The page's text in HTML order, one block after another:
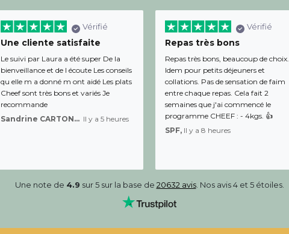
Vérifié
Une cliente satisfaite
Le suivi par Laura a été super De la
bienveillance et de l écoute Les conseils
qu elle m a donné m ont aidé Les plats
Cheef sont très bons et variés Je
recommande
Sandrine CARTON-BRACQ, Il y a 5 heures
Vérifié
Repas très bons
Repas très bons, beaucoup de choix.
Idem pour petits déjeuners et
collations. Pas de sensation de faim
entre chaque repas. Cela fait 2
semaines que j'ai commencé le
programme CHEEF : - 4kgs. 👍
SPF, Il y a 8 heures
Une note de 4.9 sur 5 sur la base de 20632 avis. Nos avis 4 et 5 étoiles.